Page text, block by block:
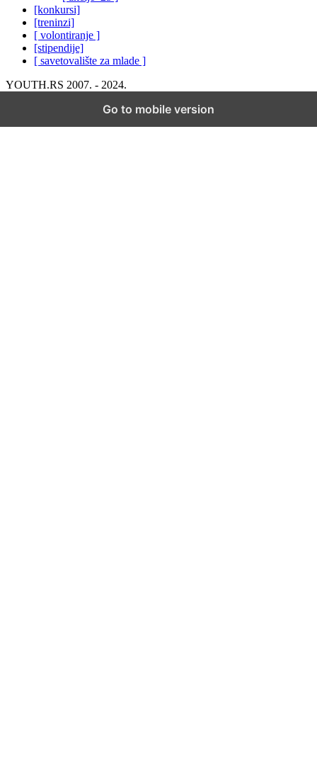
[konkursi]
[treninzi]
[ volontiranje ]
[stipendije]
[ savetovalište za mlade ]
YOUTH.RS 2007. - 2024.
Go to mobile version